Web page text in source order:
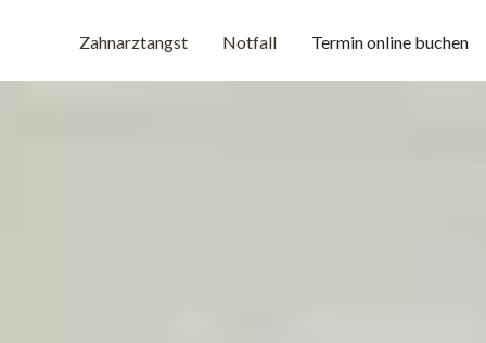
Zahnarztangst Notfall Termin online buchen